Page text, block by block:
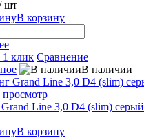
шт
В корзину
1 клик Сравнение
В наличии
Line 3,0 D4 (slim) серый
В корзину